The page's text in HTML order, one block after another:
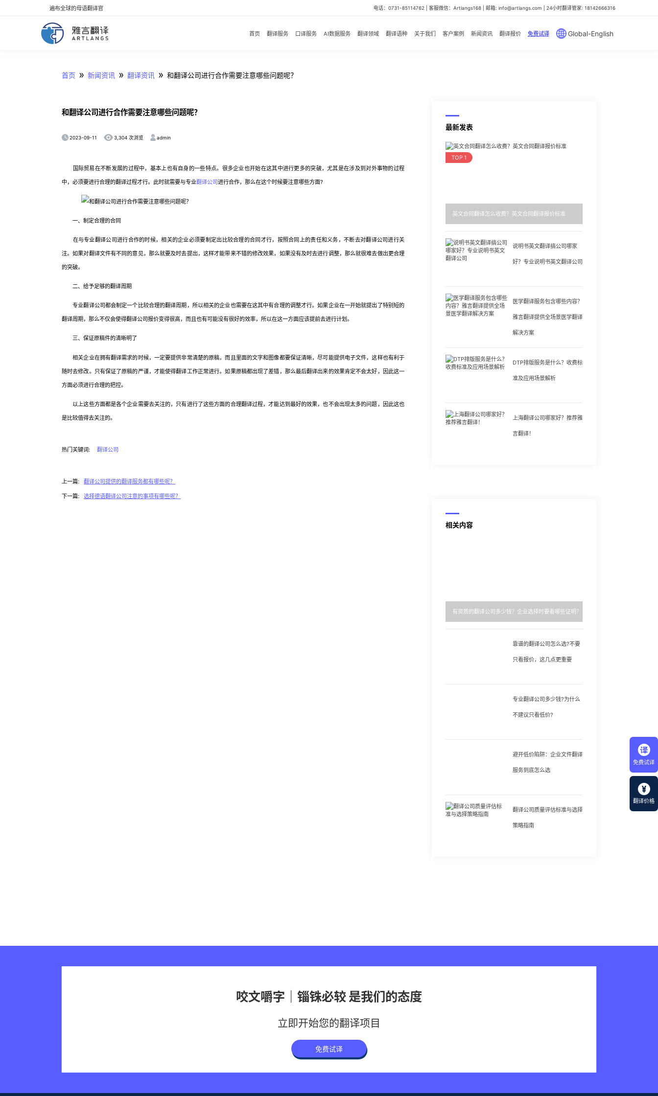
免费试译
翻译价格
遍布全球的母语翻译官 电话：0731-85114762 | 客服微信：Artlangs168 | 邮箱: info@artlangs.com | 24小时翻译管家: 18142666316
首页 翻译服务 口译服务 AI数据服务 翻译领域 翻译语种 关于我们 客户案例 新闻资讯 翻译报价 免费试译 Global-English
首页 » 新闻资讯 » 翻译资讯 » 和翻译公司进行合作需要注意哪些问题呢？
和翻译公司进行合作需要注意哪些问题呢？
2023-09-11 3,304 次浏览 admin
国际贸易在不断发展的过程中，基本上也有自身的一些特点。很多企业也开始在这其中进行更多的突破，尤其是在涉及到对外事物的过程
中，必须要进行合理的翻译过程才行。此时就需要与专业翻译公司进行合作，那么在这个时候要注意哪些方面?
一、制定合理的合同
在与专业翻译公司进行合作的时候，相关的企业必须要制定出比较合理的合同才行，按照合同上的责任和义务，不断去对翻译公司进行关
注。如果对翻译文件有不同的意见，那么就要及时去提出，这样才能带来不错的修改效果，如果没有及时去进行调整，那么就很难去做出更合理
的突破。
二、给予足够的翻译周期
专业翻译公司都会制定一个比较合理的翻译周期，所以相关的企业也需要在这其中有合理的调整才行。如果企业在一开始就提出了特别短的
翻译周期，那么不仅会使得翻译公司报价变得很高，而且也有可能没有很好的效率，所以在这一方面应该提前去进行计划。
三、保证原稿件的清晰明了
相关企业在拥有翻译需求的时候，一定要提供非常清楚的原稿，而且里面的文字和图像都要保证清晰，尽可能提供电子文件，这样也有利于
随时去修改。只有保证了原稿的严谨，才能使得翻译工作正常进行。如果原稿都出现了差错，那么最后翻译出来的效果肯定不会太好，因此这一
方面必须进行合理的把控。
以上这些方面都是各个企业需要去关注的，只有进行了这些方面的合理翻译过程，才能达到最好的效果，也不会出现太多的问题，因此这也
是比较值得去关注的。
热门关键词: 翻译公司
上一篇: 翻译公司提供的翻译服务都有哪些呢？
下一篇: 选择德语翻译公司注意的事项有哪些呢？
最新发表
TOP 1
英文合同翻译怎么收费？英文合同翻译报价标准
说明书英文翻译搞公司哪家
好？专业说明书英文翻译公司
医学翻译服务包含哪些内容？
雅言翻译提供全场景医学翻译
解决方案
DTP排版服务是什么？收费标
准及应用场景解析
上海翻译公司哪家好？推荐雅
言翻译！
相关内容
有资质的翻译公司多少钱？企业选择时要看哪些证明？
靠谱的翻译公司怎么选?不要
只看报价，这几点更重要
专业翻译公司多少钱?为什么
不建议只看低价?
避开低价陷阱：企业文件翻译
服务到底怎么选
翻译公司质量评估标准与选择
策略指南
咬文嚼字｜锱铢必较 是我们的态度
立即开始您的翻译项目
免费试译